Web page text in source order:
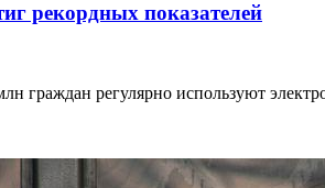
рекордных показателей
граждан регулярно используют